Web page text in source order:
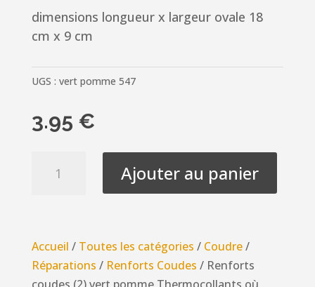
dimensions longueur x largeur ovale 18
cm x 9 cm
UGS : vert pomme 547
3.95 €
vert
pomme
Ajouter au panier
Accueil / Toutes les catégories / Coudre/
Réparations / Renforts Coudes / Renforts
coudes (2) vert pomme Thermocollants où